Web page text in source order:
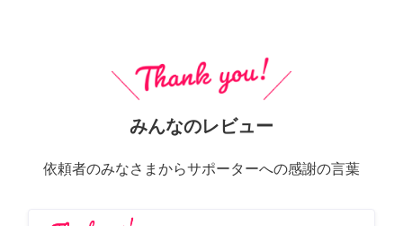
みんなのレビュー
依頼者のみなさまからサポーターへの感謝の言葉